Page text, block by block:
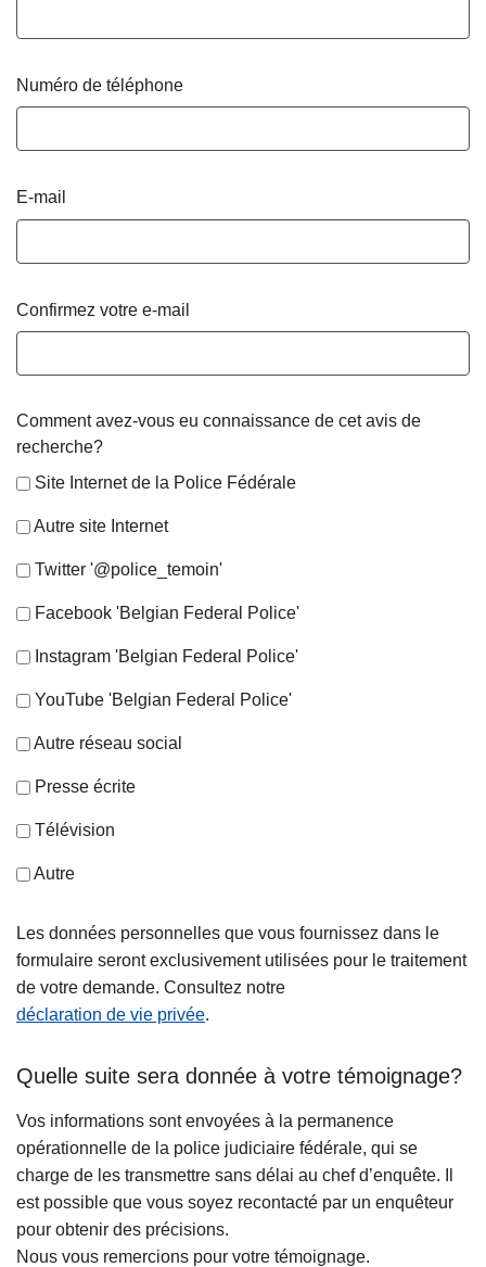
Numéro de téléphone
E-mail
Confirmez votre e-mail
Comment avez-vous eu connaissance de cet avis de
recherche?
Site Internet de la Police Fédérale
Autre site Internet
Twitter '@police_temoin'
Facebook 'Belgian Federal Police'
Instagram 'Belgian Federal Police'
YouTube 'Belgian Federal Police'
Autre réseau social
Presse écrite
Télévision
Autre
Les données personnelles que vous fournissez dans le
formulaire seront exclusivement utilisées pour le traitement
de votre demande. Consultez notre
déclaration de vie privée.
Quelle suite sera donnée à votre témoignage?
Vos informations sont envoyées à la permanence
opérationnelle de la police judiciaire fédérale, qui se
charge de les transmettre sans délai au chef d’enquête. Il
est possible que vous soyez recontacté par un enquêteur
pour obtenir des précisions.
Nous vous remercions pour votre témoignage.